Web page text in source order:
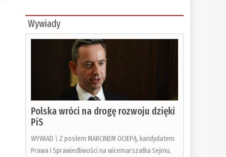
Wywiady
Polska wróci na drogę rozwoju dzięki
PiS
WYWIAD \ Z posłem MARCINEM OCIEPĄ, kandydatem
Prawa i Sprawiedliwości na wicemarszałka Sejmu,